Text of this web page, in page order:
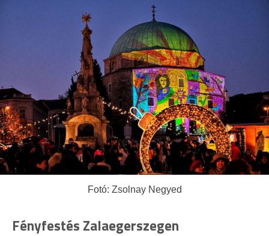
Fotó: Zsolnay Negyed
Fényfestés Zalaegerszegen